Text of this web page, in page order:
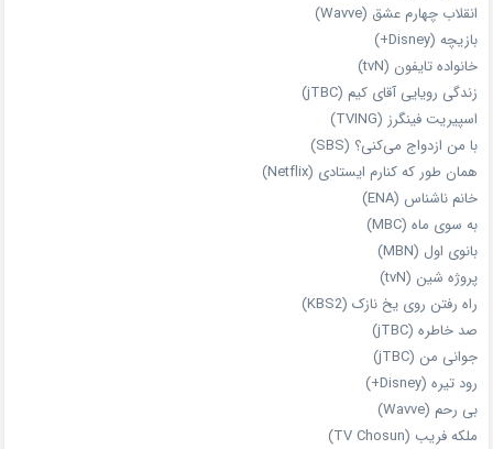
انقلاب چهارم عشق (Wavve)
بازیچه (Disney+)
خانواده تایفون (tvN)
زندگی رویایی آقای کیم (jTBC)
اسپیریت فینگرز (TVING)
با من ازدواج می‌کنی؟ (SBS)
همان‌ طور که کنارم ایستادی (Netflix)
خانم ناشناس (ENA)
به سوی ماه (MBC)
بانوی اول (MBN)
پروژه شین (tvN)
راه رفتن روی یخ نازک (KBS2)
صد خاطره (jTBC)
جوانی من (jTBC)
رود تیره (Disney+)
بی‌ رحم (Wavve)
ملکه فریب (TV Chosun)